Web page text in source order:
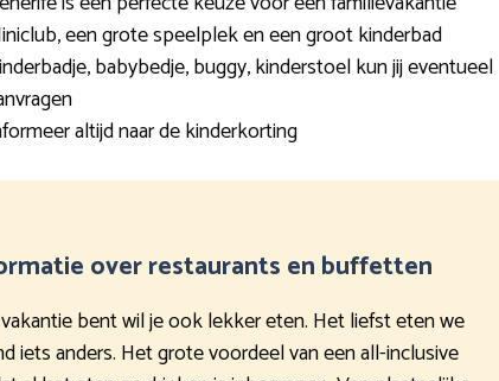
een grote speelplek en een groot kinderbad
babybedje, buggy, kinderstoel kun jij eventueel
altijd naar de kinderkorting
over restaurants en buffetten
bent wil je ook lekker eten. Het liefst eten we
iets anders. Het grote voordeel van een all-inclusive